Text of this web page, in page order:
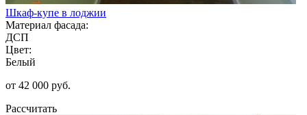
Шкаф-купе в лоджии
Материал фасада:
ДСП
Цвет:
Белый
от 42 000 руб.
Рассчитать